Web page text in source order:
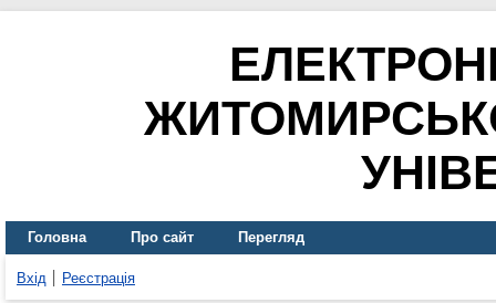
Головна Про сайт Перегляд
Вхід Реєстрація